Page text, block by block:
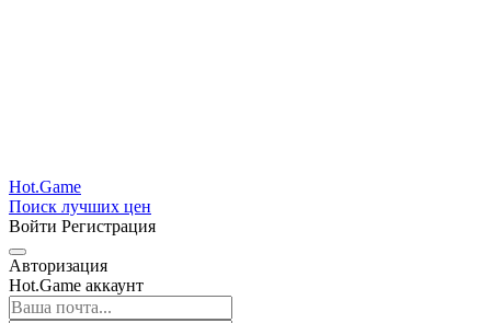
Hot.Game
Поиск лучших цен
Войти Регистрация
Авторизация
Hot.Game аккаунт